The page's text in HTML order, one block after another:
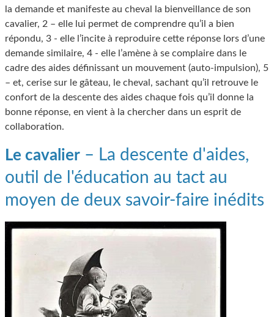
la demande et manifeste au cheval la bienveillance de son
cavalier, 2 – elle lui permet de comprendre qu’il a bien
répondu, 3 - elle l’incite à reproduire cette réponse lors d’une
demande similaire, 4 - elle l’amène à se complaire dans le
cadre des aides définissant un mouvement (auto-impulsion), 5
– et, cerise sur le gâteau, le cheval, sachant qu’il retrouve le
confort de la descente des aides chaque fois qu’il donne la
bonne réponse, en vient à la chercher dans un esprit de
collaboration.
Le cavalier – La descente d'aides,
outil de l'éducation au tact au
moyen de deux savoir-faire inédits